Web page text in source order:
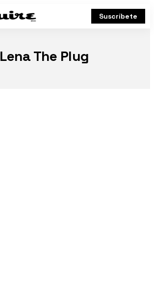
Suscríbete
Lena The Plug